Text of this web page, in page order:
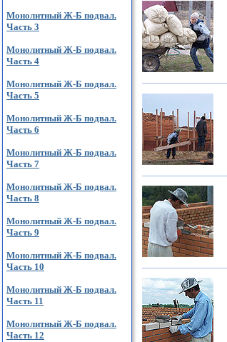
Монолитный Ж-Б подвал.
Часть 3
Монолитный Ж-Б подвал.
Часть 4
Монолитный Ж-Б подвал.
Часть 5
Монолитный Ж-Б подвал.
Часть 6
Монолитный Ж-Б подвал.
Часть 7
Монолитный Ж-Б подвал.
Часть 8
Монолитный Ж-Б подвал.
Часть 9
Монолитный Ж-Б подвал.
Часть 10
Монолитный Ж-Б подвал.
Часть 11
Монолитный Ж-Б подвал.
Часть 12